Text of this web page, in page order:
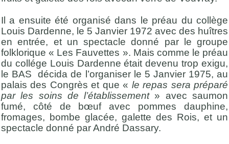
Il a ensuite été organisé dans le préau du collège
Louis Dardenne, le 5 Janvier 1972 avec des huîtres
en entrée, et un spectacle donné par le groupe
folklorique « Les Fauvettes ». Mais comme le préau
du collége Louis Dardenne était devenu trop exigu,
le BAS décida de l’organiser le 5 Janvier 1975, au
palais des Congrès et que « le repas sera préparé
par les soins de l’établissement» avec saumon
fumé, côté de bœuf avec pommes dauphine,
fromages, bombe glacée, galette des Rois, et un
spectacle donné par André Dassary.